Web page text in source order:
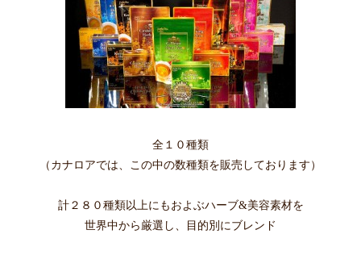
全１０種類
（カナロアでは、この中の数種類を販売しております）
計２８０種類以上にもおよぶハーブ&美容素材を
世界中から厳選し、目的別にブレンド